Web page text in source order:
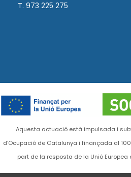
T. 973 225 275
Aquesta actuació està impulsada i
d'Ocupació de Catalunya i finançada al
part de la resposta de la Unió Europea